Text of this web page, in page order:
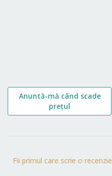
Fii primul care scrie o recenzie
Anuntă-mă când scade
prețul